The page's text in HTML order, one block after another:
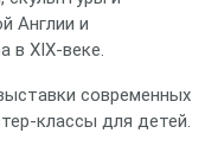
Англии и
в XIX‑веке.
современных
для детей.